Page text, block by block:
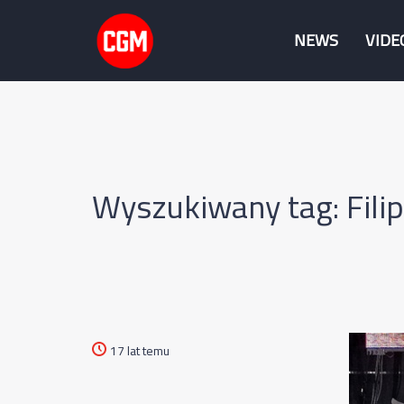
NEWS
Wyszukiwany tag:
17 lat temu